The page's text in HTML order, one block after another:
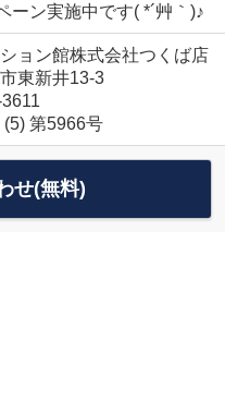
ーン実施中です( *´艸｀)♪
ョン館株式会社つくば店
東新井13-3
第5966号
せ(無料)